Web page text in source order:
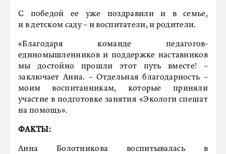
С победой ее уже поздравили и в семье,
и в детском саду – и воспитатели, и родители.
«Благодаря команде педагогов-
единомышленников и поддержке наставников
мы достойно прошли этот путь вместе! –
заключает Анна. – Отдельная благодарность –
моим воспитанникам, которые приняли
участие в подготовке занятия «Экологи спешат
на помощь».
ФАКТЫ:
Анна Болотникова воспитывалась в